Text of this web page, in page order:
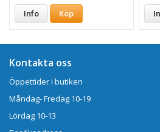
Info Köp
Kontakta oss
Öppettider i butiken
Måndag- Fredag 10-19
Lördag 10-13